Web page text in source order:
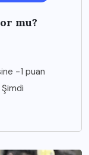
mu?
-1 puan